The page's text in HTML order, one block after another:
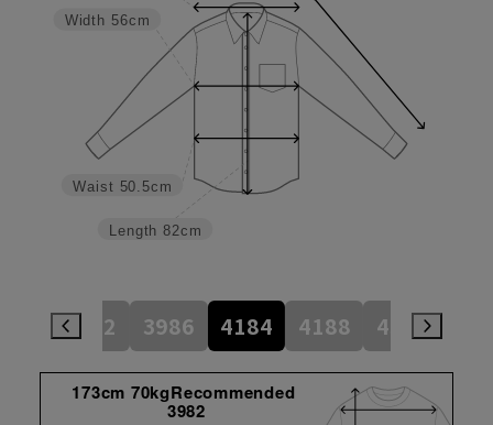
Length 82cm
Waist 50.5cm
Width 56cm
3982 3986 4184 4188 4386
173cm 70kgRecommended
3982